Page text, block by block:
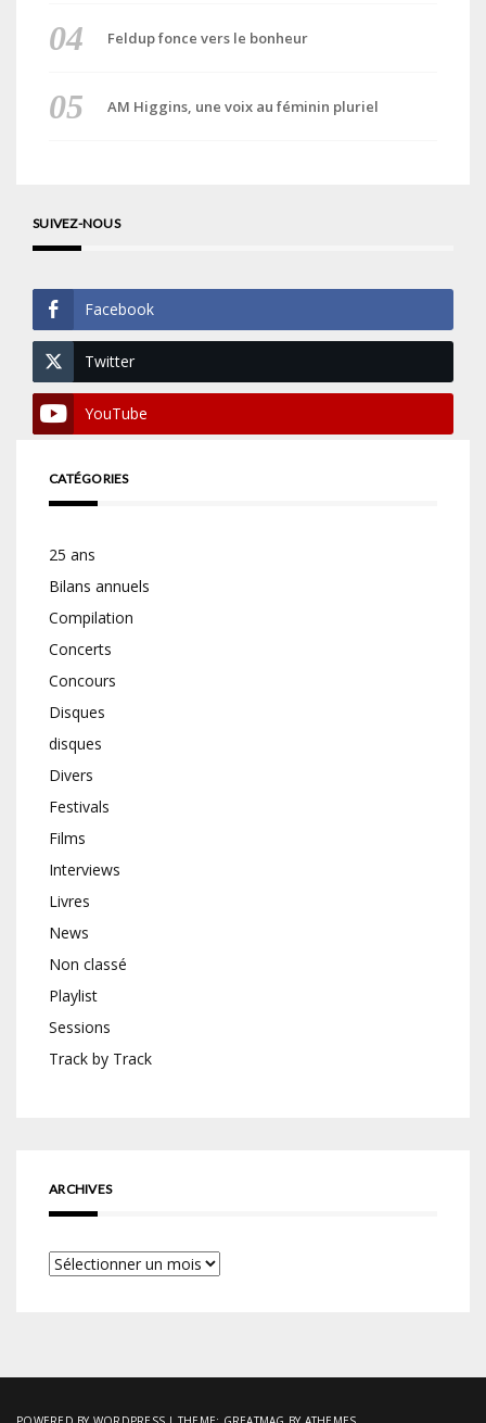
Feldup fonce vers le bonheur
AM Higgins, une voix au féminin pluriel
SUIVEZ-NOUS
Facebook
Twitter
YouTube
CATÉGORIES
25 ans
Bilans annuels
Compilation
Concerts
Concours
Disques
disques
Divers
Festivals
Films
Interviews
Livres
News
Non classé
Playlist
Sessions
Track by Track
ARCHIVES
Archives